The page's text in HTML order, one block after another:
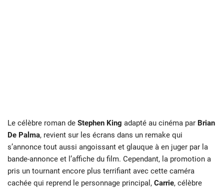
Le célèbre roman de Stephen King adapté au cinéma par Brian
De Palma, revient sur les écrans dans un remake qui
s’annonce tout aussi angoissant et glauque à en juger par la
bande-annonce et l’affiche du film. Cependant, la promotion a
pris un tournant encore plus terrifiant avec cette caméra
cachée qui reprend le personnage principal, Carrie, célèbre